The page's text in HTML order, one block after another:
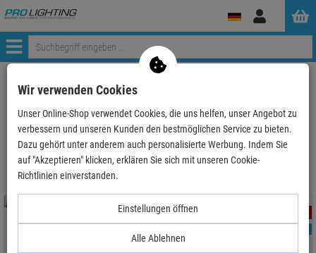
Anmelden
Menü
ProLighting König & Meyer
König & Meyer
- 44 %
Wir verwenden Cookies
Unser Online-Shop verwendet Cookies, die uns helfen, unser Angebot zu
verbessern und unseren Kunden den bestmöglichen Service zu bieten.
Dazu gehört unter anderem auch personalisierte Werbung. Indem Sie
auf "Akzeptieren" klicken, erklären Sie sich mit unseren Cookie-
Richtlinien einverstanden.
Einstellungen öffnen
Alle Ablehnen